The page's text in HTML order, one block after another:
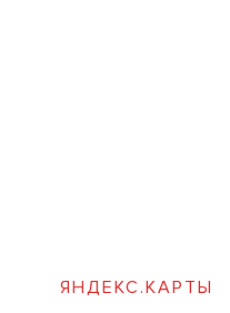
ЯНДЕКС.КАРТЫ